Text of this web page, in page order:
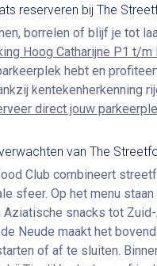
reserveren bij The
borrelen of blijf je tot
Hoog Catharijne P1 t/m
hebt en
kentekenherkenning
direct jouw
van The
Club combineert
sfeer. Op het menu
Aziatische snacks tot
Neude maakt het
of af te sluiten.